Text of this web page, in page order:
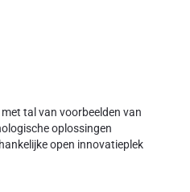
tal van voorbeelden van
oplossingen
open innovatieplek